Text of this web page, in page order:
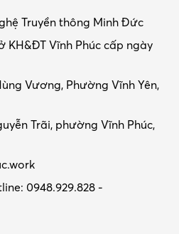
Truyền thông Minh Đức
KH&ĐT Vĩnh Phúc cấp ngày
Vương, Phường Vĩnh Yên,
Trãi, phường Vĩnh Phúc,
0948.929.828 -